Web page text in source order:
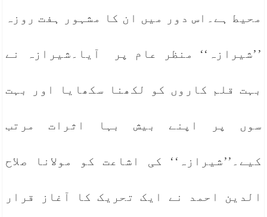
محیط ہے۔اس دور میں ان کا مشہور ہفت روزہ
’’شیرازہ‘‘ منظر عام پر آیا۔شیرازہ نے
بہت قلم کاروں کو لکھنا سکھایا اور بہت
سوں پر اپنے بیش بہا اثرات مرتب
کیے۔’’شیرازہ‘‘ کی اشاعت کو مولانا صلاح
الدین احمد نے ایک تحریک کا آغاز قرار